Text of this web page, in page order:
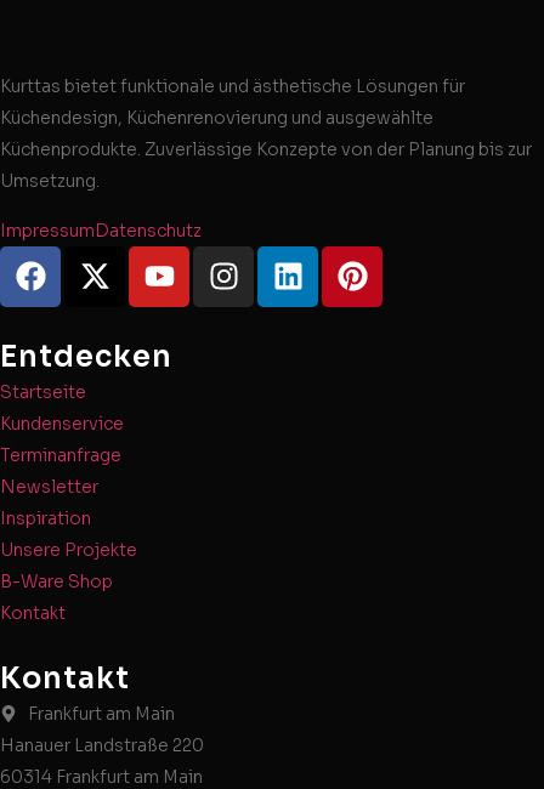
Kurttas bietet funktionale und ästhetische Lösungen für
Küchendesign, Küchenrenovierung und ausgewählte
Küchenprodukte. Zuverlässige Konzepte von der Planung bis zur
Umsetzung.
ImpressumDatenschutz
Entdecken
Startseite
Kundenservice
Terminanfrage
Newsletter
Inspiration
Unsere Projekte
B-Ware Shop
Kontakt
Kontakt
Frankfurt am Main
Hanauer Landstraße 220
60314 Frankfurt am Main